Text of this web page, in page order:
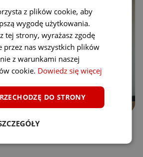
z plików cookie, aby
wygodę użytkowania.
tej strony, wyrażasz zgodę
przez nas wszystkich plików
z warunkami naszej
cookie. Dowiedz się więcej
DO STRONY